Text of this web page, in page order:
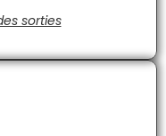
sorties